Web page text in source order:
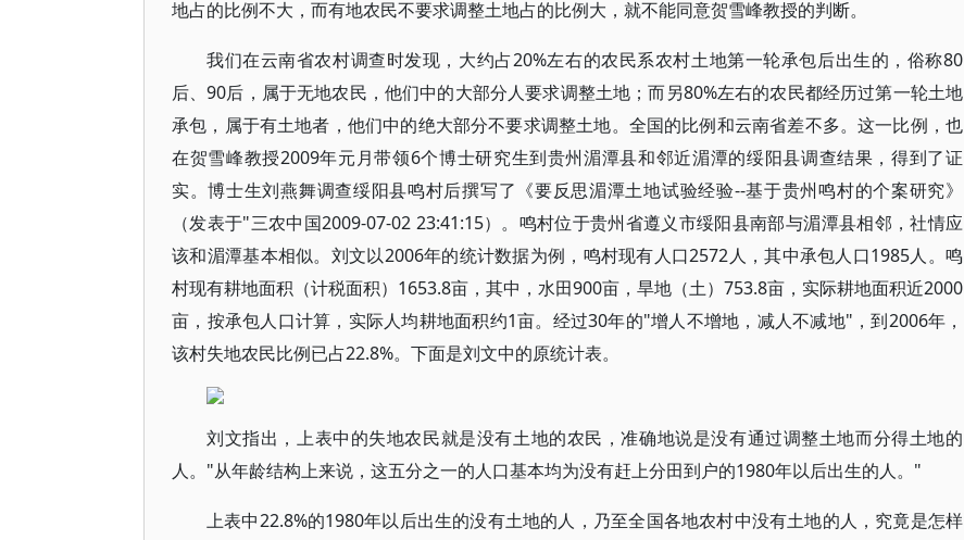
地占的比例不大，而有地农民不要求调整土地占的比例大，就不能同意贺雪峰教授的判断。
我们在云南省农村调查时发现，大约占20%左右的农民系农村土地第一轮承包后出生的，俗称80
后、90后，属于无地农民，他们中的大部分人要求调整土地；而另80%左右的农民都经历过第一轮土地
承包，属于有土地者，他们中的绝大部分不要求调整土地。全国的比例和云南省差不多。这一比例，也
在贺雪峰教授2009年元月带领6个博士研究生到贵州湄潭县和邻近湄潭的绥阳县调查结果，得到了证
实。博士生刘燕舞调查绥阳县鸣村后撰写了《要反思湄潭土地试验经验--基于贵州鸣村的个案研究》
（发表于"三农中国2009-07-02 23:41:15）。鸣村位于贵州省遵义市绥阳县南部与湄潭县相邻，社情应
该和湄潭基本相似。刘文以2006年的统计数据为例，鸣村现有人口2572人，其中承包人口1985人。鸣
村现有耕地面积（计税面积）1653.8亩，其中，水田900亩，旱地（土）753.8亩，实际耕地面积近2000
亩，按承包人口计算，实际人均耕地面积约1亩。经过30年的"增人不增地，减人不减地"，到2006年，
该村失地农民比例已占22.8%。下面是刘文中的原统计表。
刘文指出，上表中的失地农民就是没有土地的农民，准确地说是没有通过调整土地而分得土地的
人。"从年龄结构上来说，这五分之一的人口基本均为没有赶上分田到户的1980年以后出生的人。"
上表中22.8%的1980年以后出生的没有土地的人，乃至全国各地农村中没有土地的人，究竟是怎样